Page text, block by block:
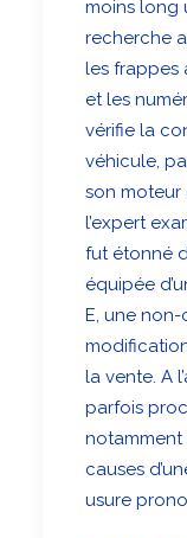
moins long
recherche
les frappes
et les
vérifie la
véhicule,
son moteur
l’expert
fut étonné
équipée
E, une
la vente. A
parfois
notamment
causes
usure